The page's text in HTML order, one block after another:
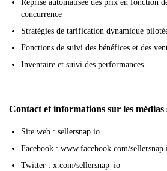
Reprise automatisée des prix en fonction
concurrence
Stratégies de tarification dynamique
Fonctions de suivi des bénéfices et des
Inventaire et suivi des performances
Contact et informations sur les médias
Site web : sellersnap.io
Facebook : www.facebook.com/
Twitter : x.com/sellersnap_io